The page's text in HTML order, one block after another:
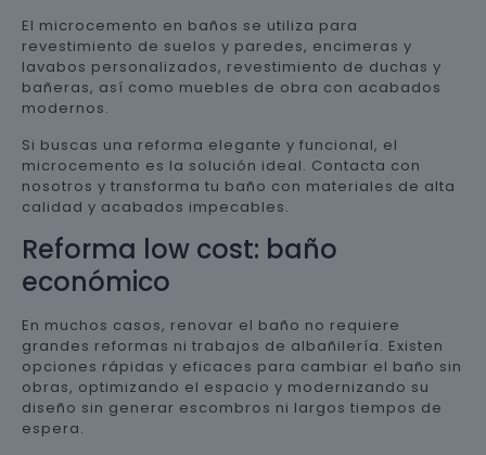
El microcemento en baños se utiliza para
revestimiento de suelos y paredes, encimeras y
lavabos personalizados, revestimiento de duchas y
bañeras, así como muebles de obra con acabados
modernos.
Si buscas una reforma elegante y funcional, el
microcemento es la solución ideal. Contacta con
nosotros y transforma tu baño con materiales de alta
calidad y acabados impecables.
Reforma low cost: baño
económico
En muchos casos, renovar el baño no requiere
grandes reformas ni trabajos de albañilería. Existen
opciones rápidas y eficaces para cambiar el baño sin
obras, optimizando el espacio y modernizando su
diseño sin generar escombros ni largos tiempos de
espera.